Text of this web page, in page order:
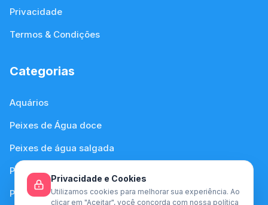
Privacidade
Termos & Condições
Categorias
Aquários
Peixes de Água doce
Peixes de água salgada
Plantas de Água Doce
Plantas de Água Salgada
Privacidade e Cookies
Utilizamos cookies para melhorar sua experiência. Ao
clicar em "Aceitar", você concorda com nossa política